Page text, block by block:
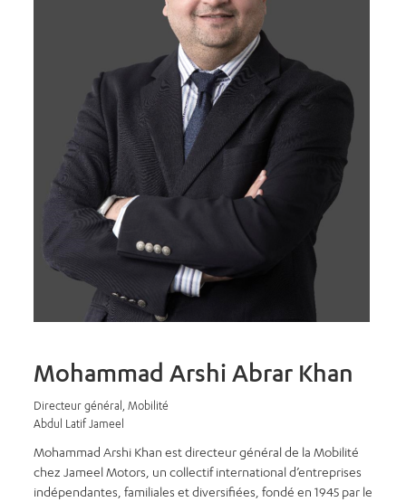
Mohammad Arshi Abrar Khan
Directeur général, Mobilité
Abdul Latif Jameel
Mohammad Arshi Khan est directeur général de la Mobilité
chez Jameel Motors, un collectif international d’entreprises
indépendantes, familiales et diversifiées, fondé en 1945 par le